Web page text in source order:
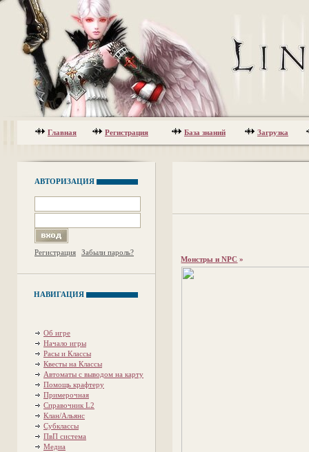
Главная Регистрация База знаний Загрузка
АВТОРИЗАЦИЯ
Регистрация Забыли пароль?
НАВИГАЦИЯ
Об игре
Начало игры
Расы и Классы
Квесты на Классы
Автоматы с выводом на карту
Помощь крафтеру
Примерочная
Справочник L2
Клан/Альянс
Субклассы
ПвП система
Медиа
Монстры и NPC »